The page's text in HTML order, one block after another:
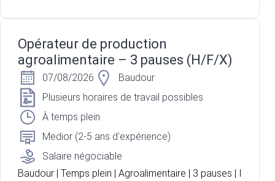
expédition. vous accompagnez une équipe d'enviro
n 5 préparateurs de commandes afin de garantir la
qualité des expéditions et le respect des délais.
Opérateur de production
agroalimentaire – 3 pauses (H/F/X)
07/08/2026
Baudour
Plusieurs horaires de travail possibles
À temps plein
Medior (2-5 ans d'expérience)
Salaire négociable
Baudour | Temps plein | Agroalimentaire | 3 pauses | I